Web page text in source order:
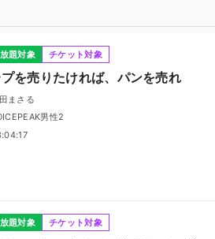
題対象 チケット対象
を売りたければ、パンを売れ
まさる
男性2
題対象 チケット対象